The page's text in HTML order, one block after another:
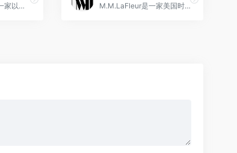
Veronica Beard是一家以现代、多元化设计风格著称的美国时尚品牌，为女性提供独特的服装和配饰选择。 M.M.LaFleur是一家美国时尚品牌，为现代职业女性提供精致、舒适且多功能的工作服和时尚选择。